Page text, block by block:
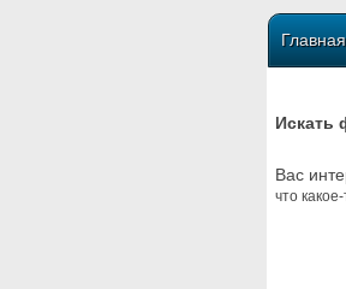
Главная
Искать
Вас
что